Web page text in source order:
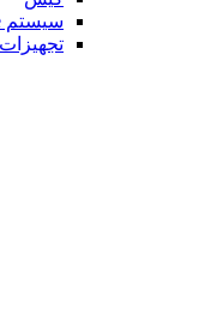
سیستم All in one